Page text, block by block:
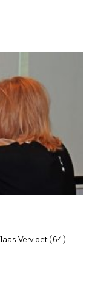
Vervloet (64)